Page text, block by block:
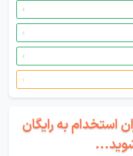
استخدام به رایگان